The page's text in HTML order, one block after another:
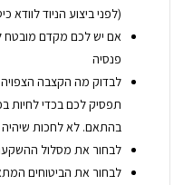
(לפני ביצוע הניוד לוודא
אם יש לכם מקדם מובטח
פנסיה
לבדוק מה הקצבה הצפויה
תפסיק לכם בכדי לחיות
בהתאם. לא לחכות שיהיה
לבחור את מסלול
לבחור את הביטוחים